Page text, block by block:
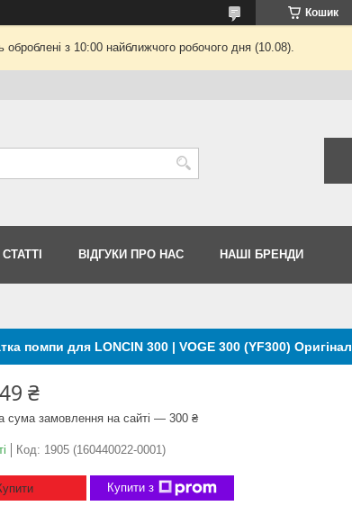
Кошик
з 10:00 найближчого робочого дня (10.08).
СТАТТІ ВІДГУКИ ПРО НАС НАШІ БРЕНДИ
помпи для LONCIN 300 | VOGE 300 (YF300) Оригінал
₴
сума замовлення на сайті — 300 ₴
Код: 1905 (160440022-0001)
Купити з